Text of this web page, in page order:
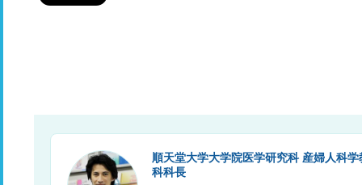
順天堂大学大学院医学研究科 産婦人科
科科長